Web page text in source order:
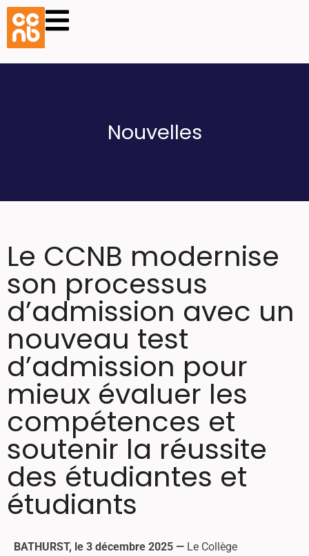
Nouvelles
Le CCNB modernise
son processus
d’admission avec un
nouveau test
d’admission pour
mieux évaluer les
compétences et
soutenir la réussite
des étudiantes et
étudiants
BATHURST, le 3 décembre 2025 — Le Collège